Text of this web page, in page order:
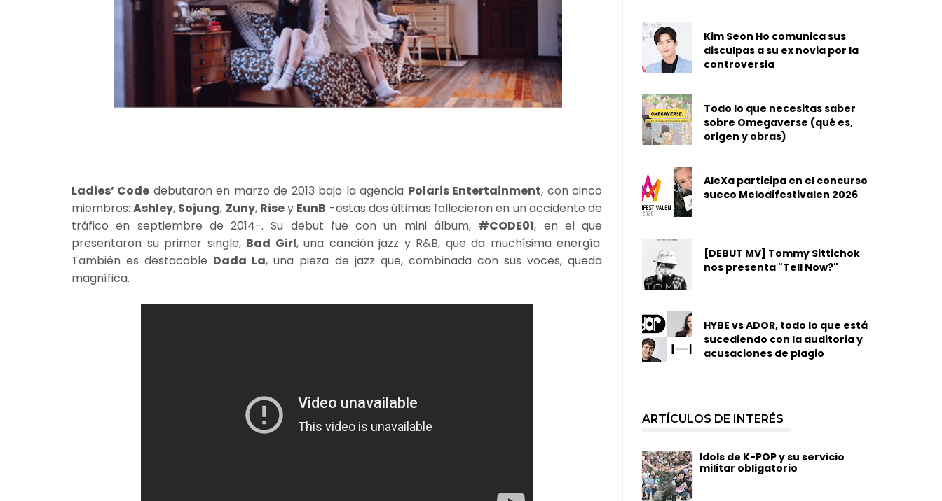
Ladies’ Code debutaron en marzo de 2013 bajo la agencia Polaris Entertainment, con cinco
miembros:Ashley, Sojung, Zuny, Risey EunB -estas dos últimas fallecieron en un accidente de
tráfico en septiembre de 2014-. Su debut fue con un mini álbum, #CODE01, en el que
presentaron su primer single, Bad Girl, una canción jazz y R&B, que da muchísima energía.
También es destacable Dada La, una pieza de jazz que, combinada con sus voces, queda
magnífica.
Kim Seon Ho comunica sus
disculpas a su ex novia por la
controversia
Todo lo que necesitas saber
sobre Omegaverse (qué es,
origen y obras)
AleXa participa en el concurso
sueco Melodifestivalen 2026
[DEBUT MV] Tommy Sittichok
nos presenta "Tell Now?"
HYBE vs ADOR, todo lo que está
sucediendo con la auditoria y
acusaciones de plagio
ARTÍCULOS DE INTERÉS
Idols de K-POP y su servicio
militar obligatorio